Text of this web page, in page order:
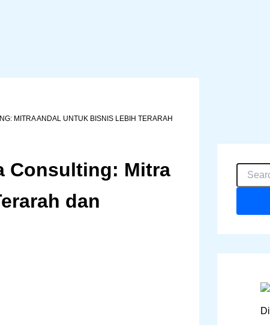
MITRA ANDAL UNTUK BISNIS LEBIH TERARAH
Consulting: Mitra
dan
C
u
u